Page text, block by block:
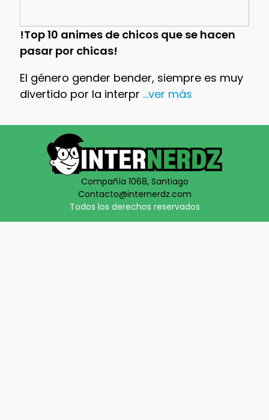
!Top 10 animes de chicos que se hacen
pasar por chicas!
El género gender bender, siempre es muy
divertido por la interpr ...ver más
Compañía 1068, Santiago
Contacto@internerdz.com
Todos los derechos reservados